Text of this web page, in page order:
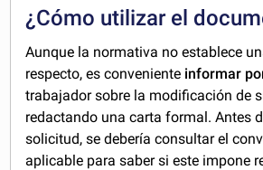
¿Cómo utilizar el
Aunque la normativa no establece
respecto, es conveniente informar
trabajador sobre la modificación de
redactando una carta formal. Antes
solicitud, se debería consultar el
aplicable para saber si este impone